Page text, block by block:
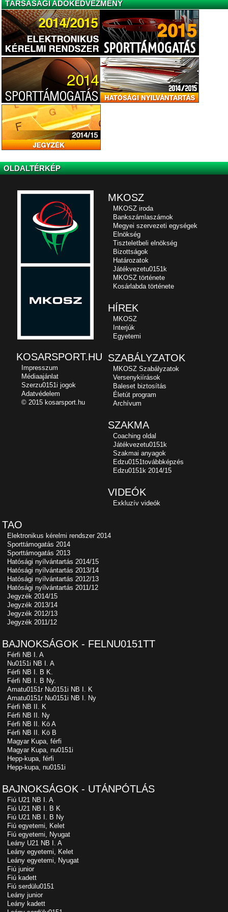
TÁRSASÁGI ADÓKEDVEZMÉNY
OLDALTÉRKÉP
MKOSZ
MKOSZ iroda
Bankszámlaszámok
Megyei szervezeti egységek
Elnökség
Tiszteletbeli elnökség
Bizottságok
Határozatok
Játékvezetu0151k
MKOSZ története
Kosárlabda története
HÍREK
MKOSZ
Interjúk
Egyetemi
SZABÁLYZATOK
MKOSZ Szabályzatok
Versenykiírások
Baleset biztosítás
Életút program
Archívum
SZAKMA
Coaching oldal
Játékvezetu0151k
Szakmai anyagok
Edzu0151továbbképzés
Edzu0151k 2014/15
VIDEÓK
Exkluzív videók
TAO
Elektronikus kérelmi rendszer 2014
Sporttámogatás 2014
Sporttámogatás 2013
Hatósági nyílvántartás 2014/15
Hatósági nyílvántartás 2013/14
Hatósági nyílvántartás 2012/13
Hatósági nyílvántartás 2011/12
Jegyzék 2014/15
Jegyzék 2013/14
Jegyzék 2012/13
Jegyzék 2011/12
BAJNOKSÁGOK - FELNU0151TT
Férfi NB I. A
Nu0151i NB I. A
Férfi NB I. B K.
Férfi NB I. B Ny.
Amatu0151r Nu0151i NB I. K
Amatu0151r Nu0151i NB I. Ny
Férfi NB II. K
Férfi NB II. Ny
Férfi NB II. Kö A
Férfi NB II. Kö B
Magyar Kupa, férfi
Magyar Kupa, nu0151i
Hepp-kupa, férfi
Hepp-kupa, nu0151i
BAJNOKSÁGOK - UTÁNPÓTLÁS
Fiú U21 NB I. A
Fiú U21 NB I. B K
Fiú U21 NB I. B Ny
Fiú egyetemi, Kelet
Fiú egyetemi, Nyugat
Leány U21 NB I. A
Leány egyetemi, Kelet
Leány egyetemi, Nyugat
Fiú junior
Fiú kadett
Fiú serdülu0151
Leány junior
Leány kadett
KOSARSPORT.HU
Impresszum
Médiaajánlat
Szerzu0151i jogok
Adatvédelem
© 2015 kosarsport.hu